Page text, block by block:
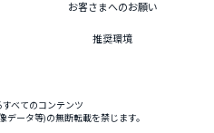
お客さまへのお願い
推奨環境
べてのコンテンツ
データ等)の無断転載を禁じます。